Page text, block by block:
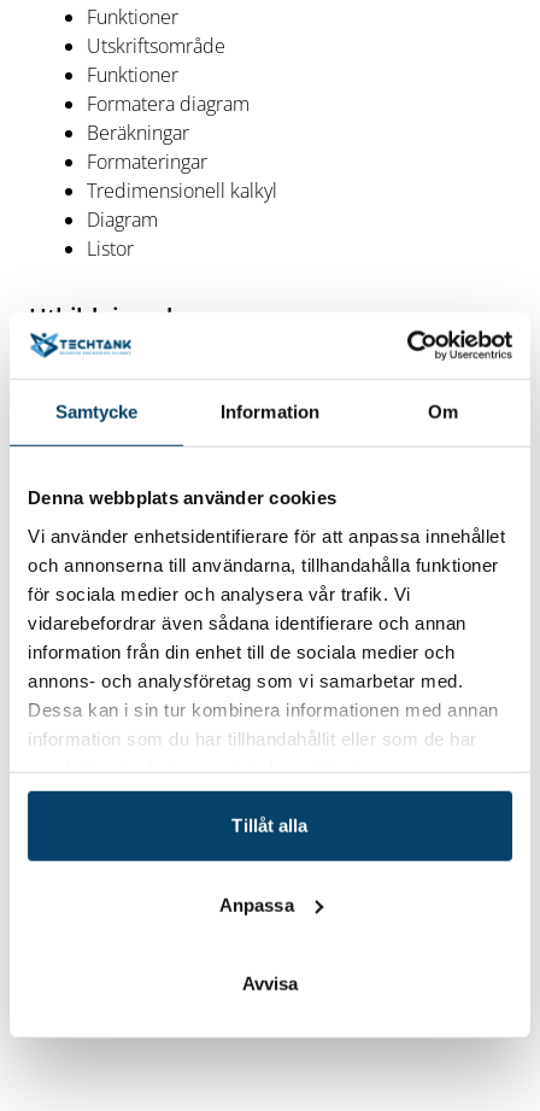
Samtycke Information Om
Denna webbplats använder cookies
Vi använder enhetsidentifierare för att anpassa innehållet
och annonserna till användarna, tillhandahålla funktioner
för sociala medier och analysera vår trafik. Vi
vidarebefordrar även sådana identifierare och annan
information från din enhet till de sociala medier och
annons- och analysföretag som vi samarbetar med.
Dessa kan i sin tur kombinera informationen med annan
information som du har tillhandahållit eller som de har
Tillåt alla
Anpassa
Avvisa
Funktioner
Utskriftsområde
Funktioner
Formatera diagram
Beräkningar
Formateringar
Tredimensionell kalkyl
Diagram
Listor
Utbildningsdagar
5 december
Kursens andra dag är fredagen den
6 december
2024, kl 09.00-15.40
Karlskrona. Under kursdagarna ingår förtäring,
eventuellt kursmaterial och ett kursintyg efter
slutförd utbildning.
Till mer information om utbildningen, praktisk
information, priser och anmälan
Datum/tid
5-6 december 2024
Plats